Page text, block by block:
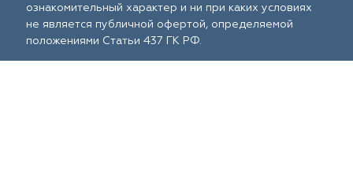
ознакомительный характер и ни при каких условиях
не является публичной офертой, определяемой
положениями Статьи 437 ГК РФ.